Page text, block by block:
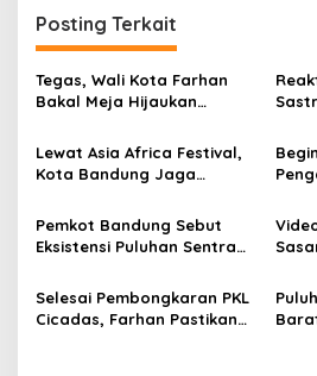
g
a
s
p
o
s
Posting Terkait
Tegas, Wali Kota Farhan
Bakal Meja Hijaukan
Riau
Air
Lewat Asia Africa Festival,
Kota Bandung Jaga
Global
Pemkot Bandung Sebut
Eksistensi Puluhan Sentra
PDRB Terbesar
Selesai Pembongkaran PKL
Cicadas, Farhan Pastikan